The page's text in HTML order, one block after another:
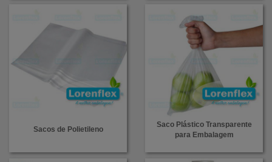
Sacos de Polietileno
Saco Plástico Transparente
para Embalagem